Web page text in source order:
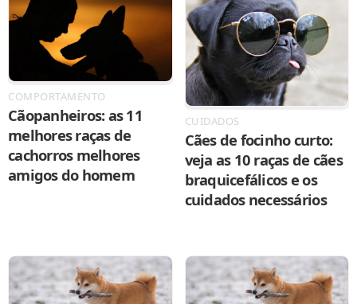
COMPORTAMENTO
Cãopanheiros: as 11
melhores raças de
cachorros melhores
amigos do homem
CUIDADOS
Cães de focinho curto:
veja as 10 raças de cães
braquicefálicos e os
cuidados necessários